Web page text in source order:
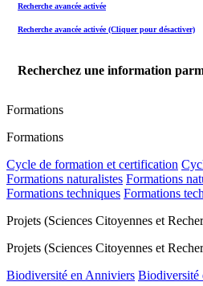
Recherche avancée activée
Recherche avancée activée (Cliquer pour désactiver)
Recherchez une information
Formations
Formations
Cycle de formation et certification
Formations naturalistes Formations
Formations techniques Formations
Projets (Sciences Citoyennes et
Projets (Sciences Citoyennes et
Biodiversité en Anniviers Biodiversité